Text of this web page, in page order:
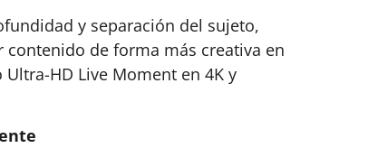
y separación del sujeto,
de forma más creativa en
HD Live Moment en 4K y